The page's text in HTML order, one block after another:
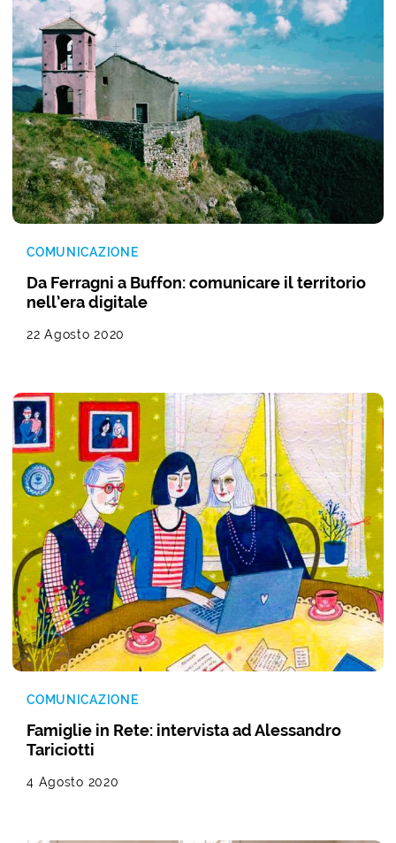
COMUNICAZIONE
Da Ferragni a Buffon: comunicare il territorio
nell’era digitale
22 Agosto 2020
COMUNICAZIONE
Famiglie in Rete: intervista ad Alessandro
Tariciotti
4 Agosto 2020